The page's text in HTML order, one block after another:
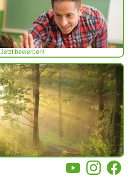
Jetzt bewerben!
YouTubeInstagram